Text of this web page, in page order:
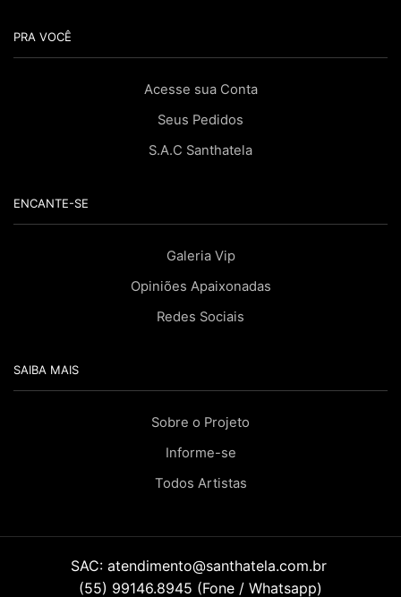
PRA VOCÊ
Acesse sua Conta
Seus Pedidos
S.A.C Santhatela
ENCANTE-SE
Galeria Vip
Opiniões Apaixonadas
Redes Sociais
SAIBA MAIS
Sobre o Projeto
Informe-se
Todos Artistas
SAC: atendimento@santhatela.com.br
(55) 99146.8945 (Fone / Whatsapp)